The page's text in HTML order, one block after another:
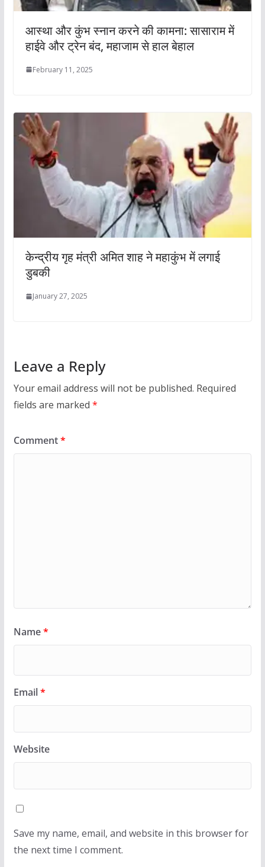
आस्था और कुंभ स्नान करने की कामना: सासाराम में
हाईवे और ट्रेन बंद, महाजाम से हाल बेहाल
February 11, 2025
केन्द्रीय गृह मंत्री अमित शाह ने महाकुंभ में लगाई
डुबकी
January 27, 2025
Leave a Reply
Your email address will not be published. Required
fields are marked *
Comment*
Name*
Email*
Website
Save my name, email, and website in this browser for
the next time I comment.